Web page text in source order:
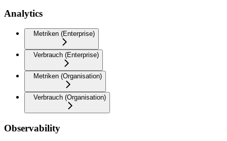
Analytics
Metriken (Enterprise)
Verbrauch (Enterprise)
Metriken (Organisation)
Verbrauch (Organisation)
Observability